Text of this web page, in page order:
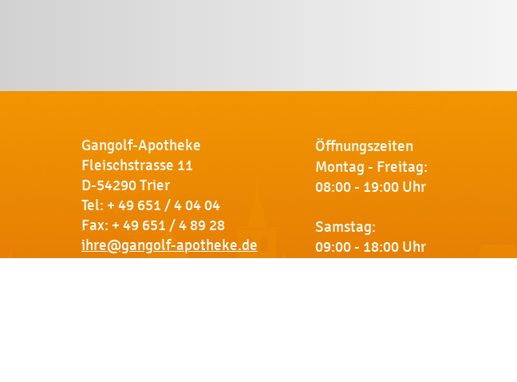
Gangolf-Apotheke
Fleischstrasse 11
D-54290 Trier
Tel: + 49 651 / 4 04 04
Fax: + 49 651 / 4 89 28
ihre@gangolf-apotheke.de
Öffnungszeiten
Montag - Freitag:
08:00 - 19:00 Uhr
Samstag:
09:00 - 18:00 Uhr